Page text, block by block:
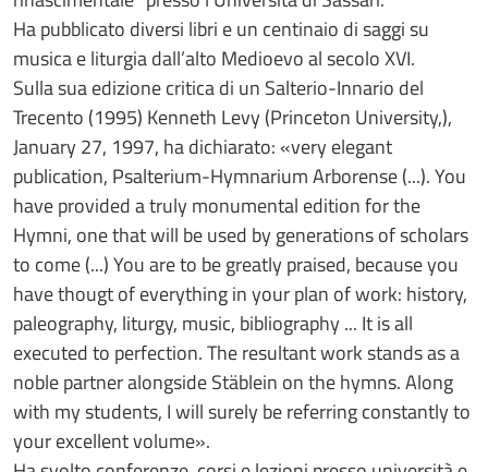
Ha pubblicato diversi libri e un centinaio di saggi su
musica e liturgia dall’alto Medioevo al secolo XVI.
Sulla sua edizione critica di un Salterio-Innario del
Trecento (1995) Kenneth Levy (Princeton University,),
January 27, 1997, ha dichiarato: «very elegant
publication, Psalterium-Hymnarium Arborense (...). You
have provided a truly monumental edition for the
Hymni, one that will be used by generations of scholars
to come (...) You are to be greatly praised, because you
have thougt of everything in your plan of work: history,
paleography, liturgy, music, bibliography ... It is all
executed to perfection. The resultant work stands as a
noble partner alongside Stäblein on the hymns. Along
with my students, I will surely be referring constantly to
your excellent volume».